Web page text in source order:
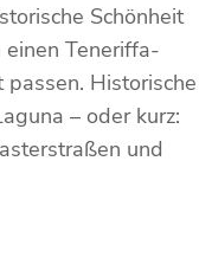
Schönheit
Teneriffa-
Historische
– oder kurz:
und